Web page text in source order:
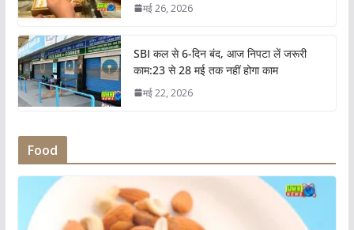
मई 26, 2026
SBI कल से 6-दिन बंद, आज निपटा लें जरूरी
काम:23 से 28 मई तक नहीं होगा काम
मई 22, 2026
Food